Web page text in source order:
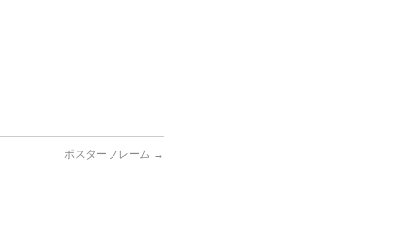
ポスターフレーム →